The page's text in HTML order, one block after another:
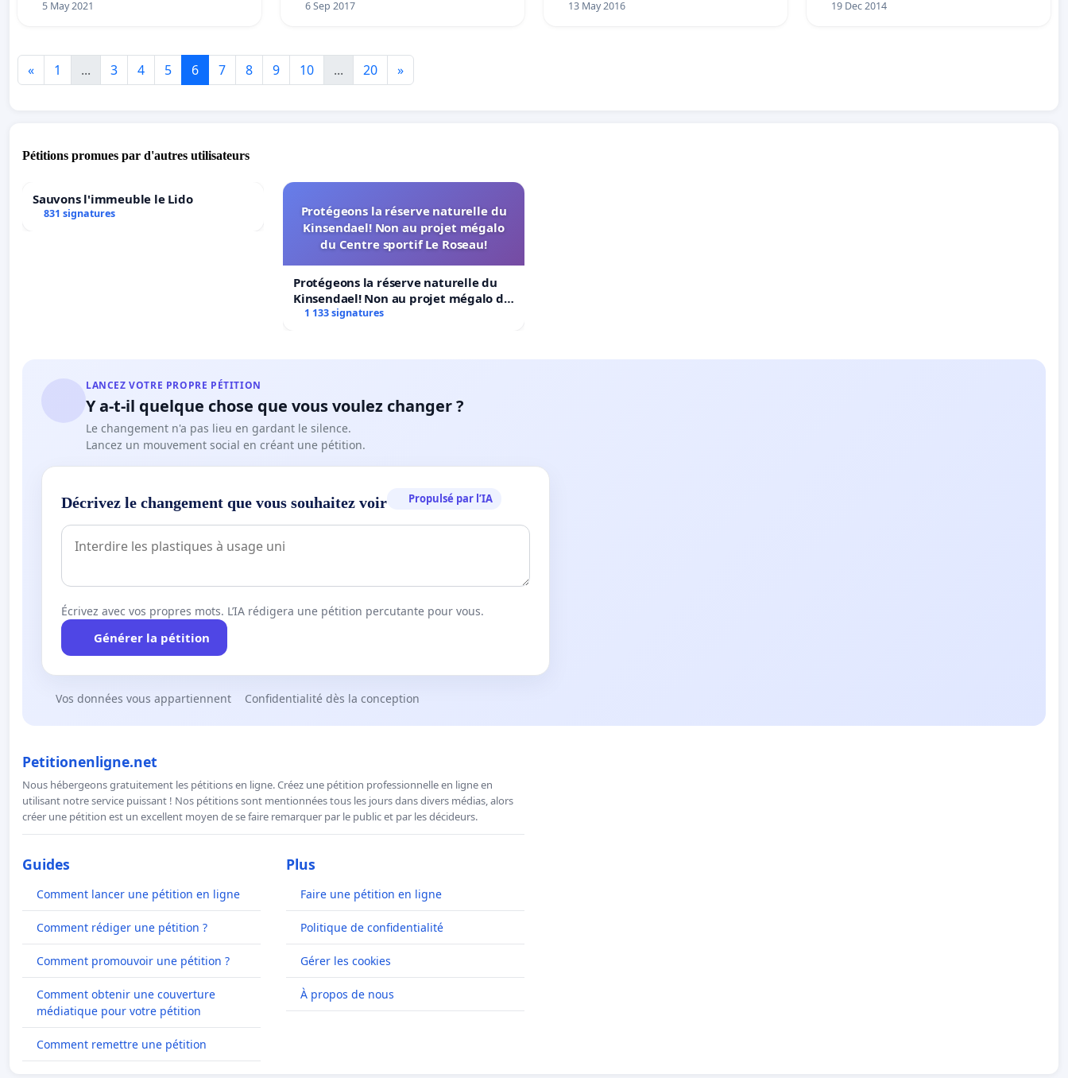
5 May 2021
6 Sep 2017
13 May 2016
19 Dec 2014
« 1 ... 3 4 5 6 7 8 9 10 ... 20 »
Pétitions promues par d'autres utilisateurs
Sauvons l'immeuble le Lido
831 signatures
Protégeons la réserve naturelle du
Kinsendael! Non au projet mégalo
du Centre sportif Le Roseau!
Protégeons la réserve naturelle du
Kinsendael! Non au projet mégalo du
Centre sportif Le Roseau!
1 133 signatures
LANCEZ VOTRE PROPRE PÉTITION
Y a-t-il quelque chose que vous voulez changer ?
Le changement n'a pas lieu en gardant le silence.
Lancez un mouvement social en créant une pétition.
Décrivez le changement que vous souhaitez voir Propulsé par l’IA
Écrivez avec vos propres mots. L’IA rédigera une pétition percutante pour vous.
Générer la pétition
Vos données vous appartiennent Confidentialité dès la conception
Petitionenligne.net
Nous hébergeons gratuitement les pétitions en ligne. Créez une pétition professionnelle en ligne en
utilisant notre service puissant ! Nos pétitions sont mentionnées tous les jours dans divers médias, alors
créer une pétition est un excellent moyen de se faire remarquer par le public et par les décideurs.
Guides
Comment lancer une pétition en ligne
Comment rédiger une pétition ?
Comment promouvoir une pétition ?
Comment obtenir une couverture
médiatique pour votre pétition
Comment remettre une pétition
Plus
Faire une pétition en ligne
Politique de confidentialité
Gérer les cookies
À propos de nous